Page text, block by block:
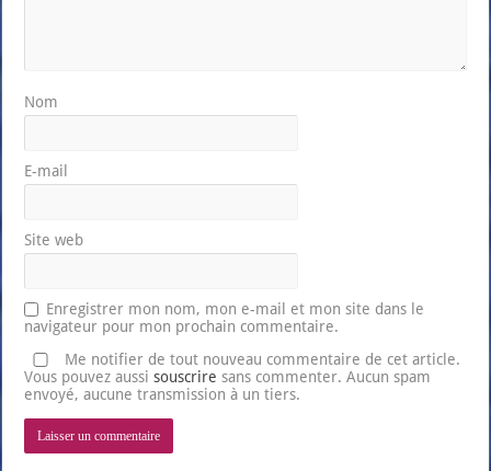
Nom
E-mail
Site web
Enregistrer mon nom, mon e-mail et mon site dans le
navigateur pour mon prochain commentaire.
Me notifier de tout nouveau commentaire de cet article.
Vous pouvez aussisouscrire sans commenter. Aucun spam
envoyé, aucune transmission à un tiers.